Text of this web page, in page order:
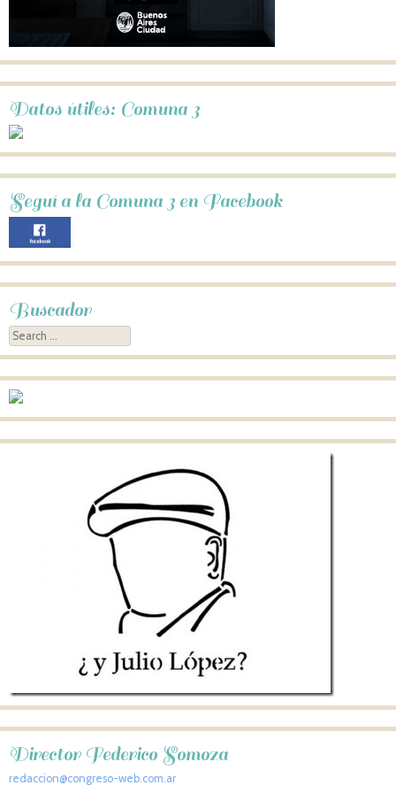
Datos útiles: Comuna 3
Seguí a la Comuna 3 en Facebook
Buscador
Search
Director Federico Somoza
redaccion@congreso-web.com.ar